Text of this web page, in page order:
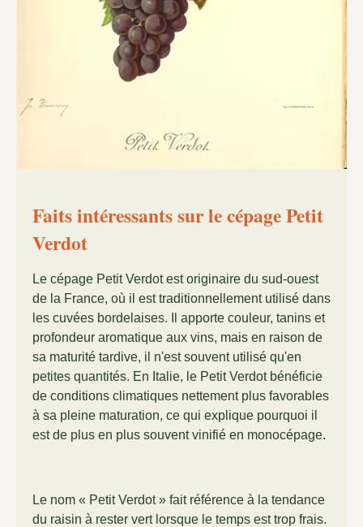
Faits intéressants sur le cépage Petit
Verdot
Le cépage Petit Verdot est originaire du sud-ouest
de la France, où il est traditionnellement utilisé dans
les cuvées bordelaises. Il apporte couleur, tanins et
profondeur aromatique aux vins, mais en raison de
sa maturité tardive, il n'est souvent utilisé qu'en
petites quantités. En Italie, le Petit Verdot bénéficie
de conditions climatiques nettement plus favorables
à sa pleine maturation, ce qui explique pourquoi il
est de plus en plus souvent vinifié en monocépage.
Le nom « Petit Verdot » fait référence à la tendance
du raisin à rester vert lorsque le temps est trop frais.